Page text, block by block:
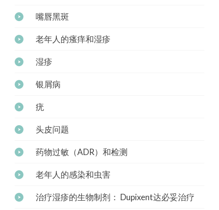
嘴唇黑斑
老年人的瘙痒和湿疹
湿疹
银屑病
疣
头皮问题
药物过敏（ADR）和检测
老年人的感染和虫害
治疗湿疹的生物制剂： Dupixent达必妥治疗